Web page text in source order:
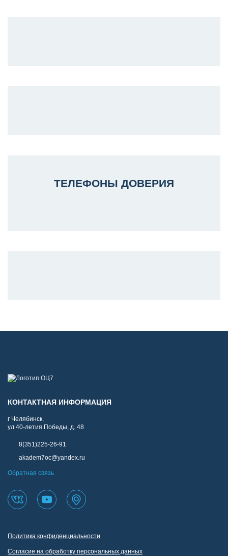
ТЕЛЕФОНЫ ДОВЕРИЯ
КОНТАКТНАЯ ИНФОРМАЦИЯ
г Челябинск,
ул 40-летия Победы, д. 48
8(351)225-26-91
akadem7oc@yandex.ru
Обратная связь
Политика конфиденциальности
Согласие на обработку персональных данных